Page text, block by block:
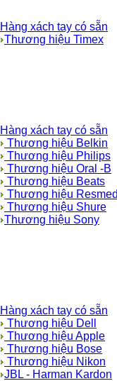
Hàng xách tay có sẵn
Thương hiệu Timex
Hàng xách tay có sẵn
Thương hiệu Belkin
Thương hiệu Philips
Thương hiệu Oral -B
Thương hiệu Beats
Thương hiệu Resmed
Thương hiệu Shure
Thương hiệu Sony
Hàng xách tay có sẵn
Thương hiệu Dell
Thương hiệu Apple
Thương hiệu Bose
Thương hiệu Nikon
JBL - Harman Kardon